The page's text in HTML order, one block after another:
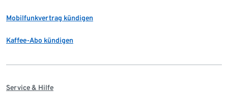
Mobilfunkvertrag kündigen
Kaffee-Abo kündigen
Service & Hilfe